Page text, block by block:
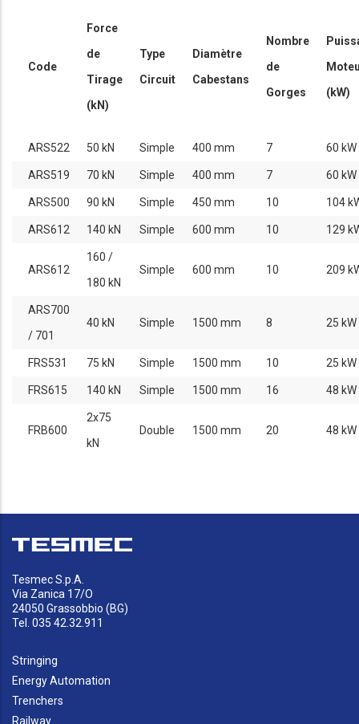
Code
Force
de
Tirage
(kN)
Type
Circuit
Diamètre
Cabestans
Nombre
de
Gorges
(kW)
ARS522 50 kN Simple 400 mm 7 60 kW
ARS519 70 kN Simple 400 mm 7 60 kW
ARS500 90 kN Simple 450 mm 10 104
ARS612 140 kN Simple 600 mm 10 129
ARS612
160 /
180 kN
Simple 600 mm 10 209
ARS700
/ 701
40 kN Simple 1500 mm 8 25 kW
FRS531 75 kN Simple 1500 mm 10 25 kW
FRS615 140 kN Simple 1500 mm 16 48 kW
FRB600
2x75
kN
Double 1500 mm 20 48 kW
Tesmec S.p.A.
Via Zanica 17/O
24050 Grassobbio (BG)
Tel. 035 42.32.911
Stringing
Energy Automation
Trenchers
Railway